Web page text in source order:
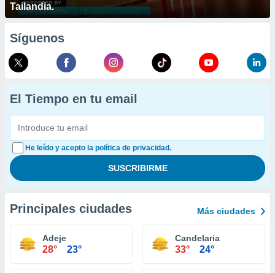
Tailandia.
Síguenos
El Tiempo en tu email
He leído y acepto la política de privacidad.
Principales ciudades Más ciudades
Adeje
28° 23°
Candelaria
33° 24°